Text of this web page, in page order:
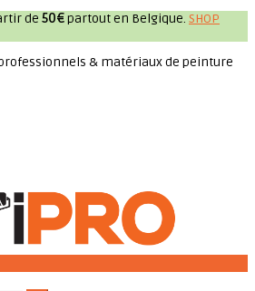
de 50€partout en Belgique. SHOP
& matériaux de peinture